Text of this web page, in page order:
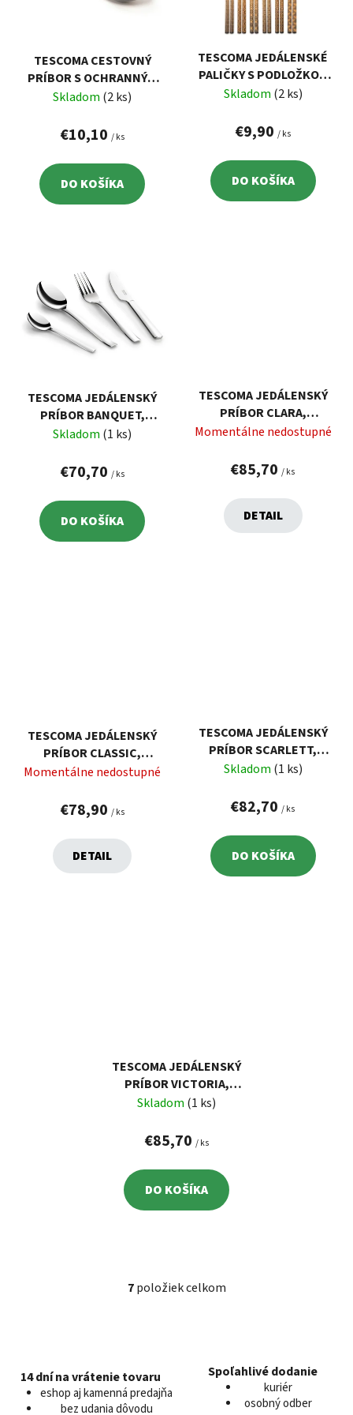
TESCOMA CESTOVNÝ
PRÍBOR S OCHRANNÝM
PUZDROM MOVE
Skladom (2 ks)
€10,10 / ks
DO KOŠÍKA
TESCOMA JEDÁLENSKÉ
PALIČKY S PODLOŽKOU
NIKKO, 6 SÚPRAV
Skladom (2 ks)
€9,90 / ks
DO KOŠÍKA
TESCOMA JEDÁLENSKÝ
PRÍBOR BANQUET,
SÚPRAVA 24 KS
Skladom (1 ks)
€70,70 / ks
DO KOŠÍKA
TESCOMA JEDÁLENSKÝ
PRÍBOR CLARA,
SÚPRAVA 24 KS
Momentálne nedostupné
€85,70 / ks
DETAIL
TESCOMA JEDÁLENSKÝ
PRÍBOR CLASSIC,
SÚPRAVA 24 KS
Momentálne nedostupné
€78,90 / ks
DETAIL
TESCOMA JEDÁLENSKÝ
PRÍBOR SCARLETT,
SÚPRAVA 24 KS
Skladom (1 ks)
€82,70 / ks
DO KOŠÍKA
TESCOMA JEDÁLENSKÝ
PRÍBOR VICTORIA,
SÚPRAVA 24 KS
Skladom (1 ks)
€85,70 / ks
DO KOŠÍKA
O
7položiek celkom
14 dní na vrátenie tovaru
eshop aj kamenná predajňa
bez udania dôvodu
Spoľahlivé dodanie
kuriér
osobný odber